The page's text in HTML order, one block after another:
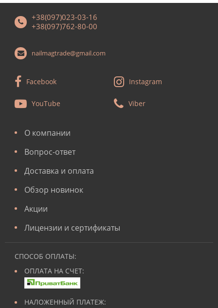
+38(097)023-03-16
+38(097)762-80-00
nailmagtrade@gmail.com
Facebook Instagram
YouTube Viber
О компании
Вопрос-ответ
Доставка и оплата
Обзор новинок
Акции
Лицензии и сертификаты
СПОСОБ ОПЛАТЫ:
ОПЛАТА НА СЧЕТ:
НАЛОЖЕННЫЙ ПЛАТЕЖ: